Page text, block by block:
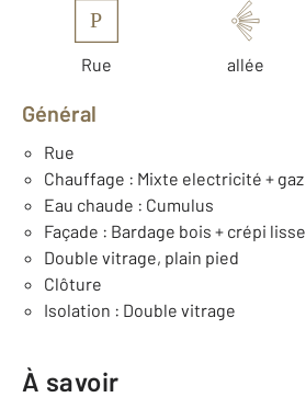
P
Rue allée
Général
Rue
Chauffage : Mixte electricité + gaz
Eau chaude : Cumulus
Façade : Bardage bois + crépi lisse
Double vitrage, plain pied
Clôture
Isolation : Double vitrage
À savoir